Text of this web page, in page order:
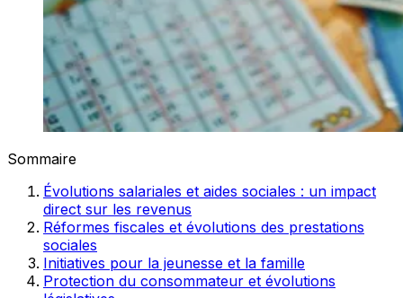
Sommaire
Évolutions salariales et aides sociales : un impact
direct sur les revenus
Réformes fiscales et évolutions des prestations
sociales
Initiatives pour la jeunesse et la famille
Protection du consommateur et évolutions